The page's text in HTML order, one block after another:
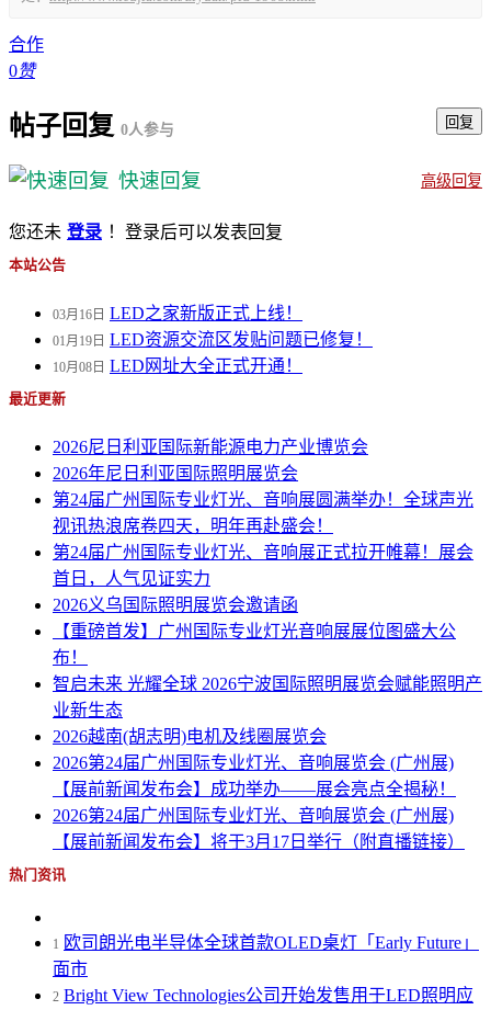
合作
0赞
帖子回复 0人参与 回复
快速回复 高级回复
您还未 登录 ！登录后可以发表回复
本站公告
03月16日 LED之家新版正式上线！
01月19日 LED资源交流区发贴问题已修复！
10月08日 LED网址大全正式开通！
最近更新
2026尼日利亚国际新能源电力产业博览会
2026年尼日利亚国际照明展览会
第24届广州国际专业灯光、音响展圆满举办！全球声光
视讯热浪席卷四天，明年再赴盛会！
第24届广州国际专业灯光、音响展正式拉开帷幕！展会
首日，人气见证实力
2026义乌国际照明展览会邀请函
【重磅首发】广州国际专业灯光音响展展位图盛大公
布！
智启未来 光耀全球 2026宁波国际照明展览会赋能照明产
业新生态
2026越南(胡志明)电机及线圈展览会
2026第24届广州国际专业灯光、音响展览会 (广州展)
【展前新闻发布会】成功举办——展会亮点全揭秘！
2026第24届广州国际专业灯光、音响展览会 (广州展)
【展前新闻发布会】将于3月17日举行（附直播链接）
热门资讯
1 欧司朗光电半导体全球首款OLED桌灯「Early Future」
面市
2 Bright View Technologies公司开始发售用于LED照明应